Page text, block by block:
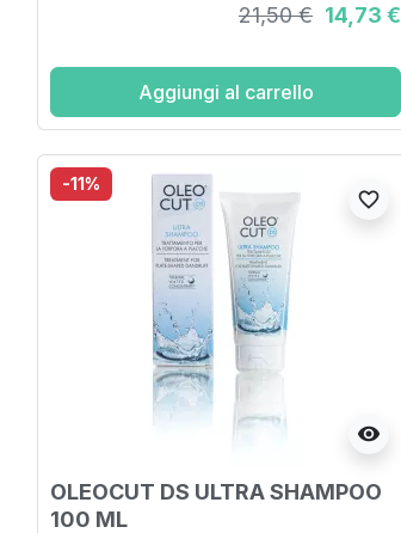
21,50 € 14,73 €
Aggiungi al carrello
-11%
visibility
favorite_border
OLEOCUT DS ULTRA SHAMPOO
100 ML